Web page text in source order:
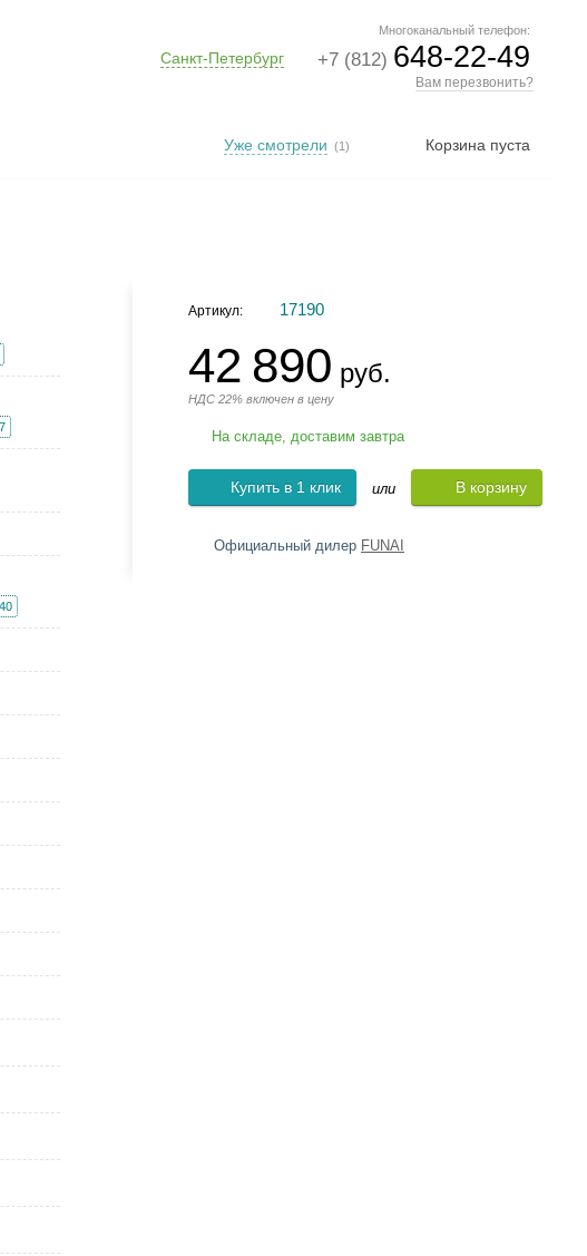
Многоканальный телефон:
+7 (812) 648-22-49
Вам перезвонить?
Санкт-Петербург
Корзина пуста
Уже смотрели (1)
Артикул: 17190
42 890 руб.
НДС 22% включен в цену
На складе, доставим завтра
Купить в 1 клик или В корзину
Официальный дилер FUNAI